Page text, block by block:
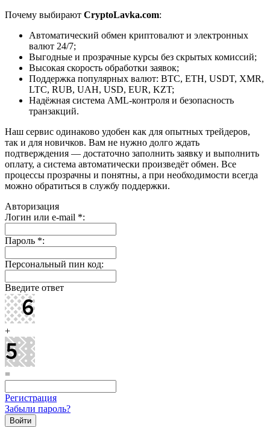
Почему выбирают CryptoLavka.com:
Автоматический обмен криптовалют и электронных
валют 24/7;
Выгодные и прозрачные курсы без скрытых комиссий;
Высокая скорость обработки заявок;
Поддержка популярных валют: BTC, ETH, USDT, XMR,
LTC, RUB, UAH, USD, EUR, KZT;
Надёжная система AML-контроля и безопасность
транзакций.
Наш сервис одинаково удобен как для опытных трейдеров,
так и для новичков. Вам не нужно долго ждать
подтверждения — достаточно заполнить заявку и выполнить
оплату, а система автоматически произведёт обмен. Все
процессы прозрачны и понятны, а при необходимости всегда
можно обратиться в службу поддержки.
Авторизация
Логин или e-mail *:
Пароль *:
Персональный пин код:
Введите ответ
+
=
Регистрация
Забыли пароль?